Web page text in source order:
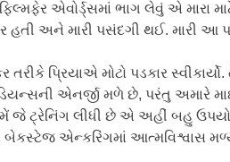
એવોર્ડ્સમાં ભાગ લેવું એ
અને મારી પસંદગી થઈ. મારી આ
પ્રિયાએ મોટો પડકાર
એનર્જી મળે છે, પરંતુ અમારે
મેં જે ટ્રેનિંગ લીધી છે એ અહીં બહુ
એન્કરિંગમાં આત્મવિશ્વાસ